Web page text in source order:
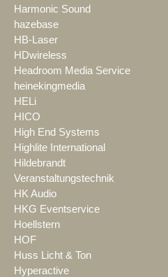
Harmonic Sound
hazebase
HB-Laser
HDwireless
Headroom Media Service
heinekingmedia
HELi
HICO
High End Systems
Highlite International
Hildebrandt
Veranstaltungstechnik
HK Audio
HKG Eventservice
Hoellstern
HOF
Huss Licht & Ton
Hyperactive